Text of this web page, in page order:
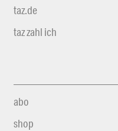
taz.de
taz zahl ich
abo
shop